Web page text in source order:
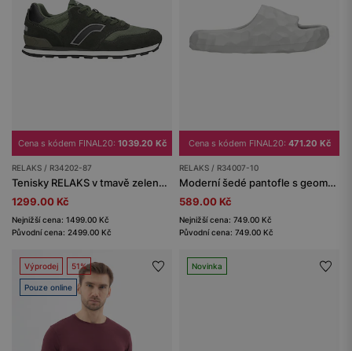
Cena s kódem FINAL20: 1039.20 Kč
RELAKS / R34202-87
Tenisky RELAKS v tmavě zelené barvě
1299.00 Kč
Nejnižší cena: 1499.00 Kč
Původní cena: 2499.00 Kč
Cena s kódem FINAL20: 471.20 Kč
RELAKS / R34007-10
Moderní šedé pantofle s geometrickou strukturou RELAKS R34007-10
589.00 Kč
Nejnižší cena: 749.00 Kč
Původní cena: 749.00 Kč
Výprodej 51%
Pouze online
Novinka